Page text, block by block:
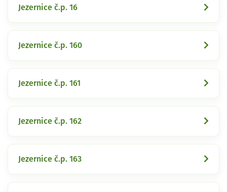
Jezernice č.p. 16
Jezernice č.p. 160
Jezernice č.p. 161
Jezernice č.p. 162
Jezernice č.p. 163